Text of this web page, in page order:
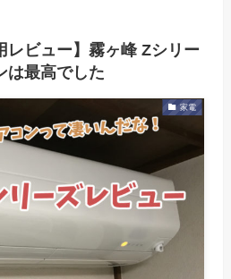
レビュー】霧ヶ峰 Zシリー
は最高でした
家電